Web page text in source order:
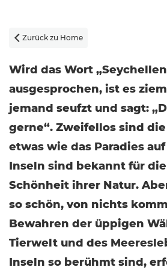
 Zurück zu Home
Wird das Wort
ausgesprochen, ist es
jemand seufzt und sagt:
gerne“. Zweifellos sind
etwas wie das Paradies
Inseln sind bekannt für
Schönheit ihrer Natur.
so schön, von nichts
Bewahren der üppigen
Tierwelt und des
Inseln so berühmt sind,